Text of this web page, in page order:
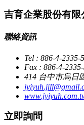
吉育企業股份有限
聯絡資訊
Tel : 886-4-2335-
Fax : 886-4-
414 台中市烏日
立即詢問